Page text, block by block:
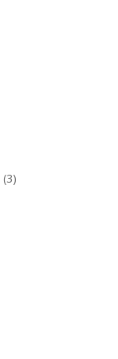
(3)